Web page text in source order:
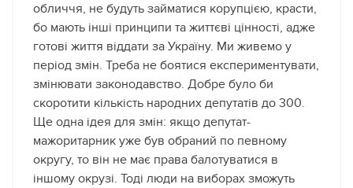
обличчя, не будуть займатися корупцією, красти,
бо мають інші принципи та життєві цінності, адже
готові життя віддати за Україну. Ми живемо у
період змін. Треба не боятися експериментувати,
змінювати законодавство. Добре було би
скоротити кількість народних депутатів до 300.
Ще одна ідея для змін: якщо депутат-
мажоритарник уже був обраний по певному
округу, то він не має права балотуватися в
іншому окрузі. Тоді люди на виборах зможуть